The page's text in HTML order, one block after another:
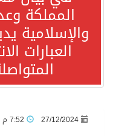
المملكة
والإسلامية
العبارات
27/12/2024